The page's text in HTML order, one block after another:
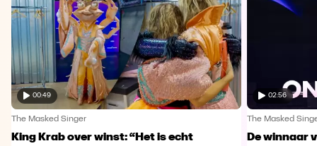
00:49
The Masked Singer
King Krab over winst: “Het is echt
02:56
The Masked
De winnaar